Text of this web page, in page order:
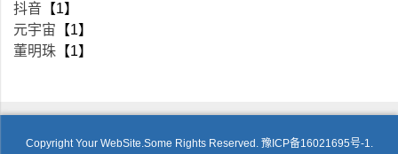
抖音 【1】
元宇宙 【1】
董明珠 【1】
Copyright Your WebSite.Some Rights Reserved. 豫ICP备16021695号-1.